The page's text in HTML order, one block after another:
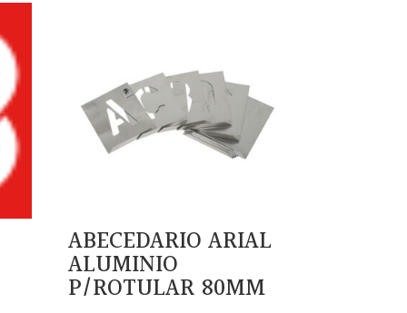
ABECEDARIO ARIAL
ALUMINIO
P/ROTULAR 80MM